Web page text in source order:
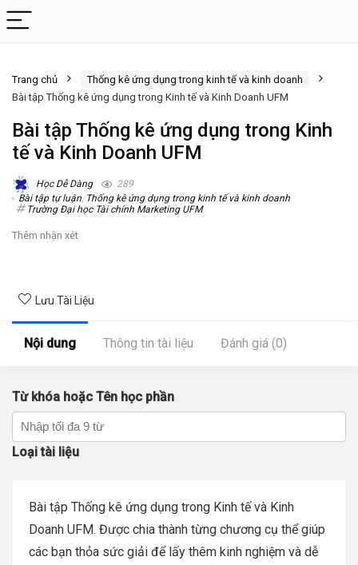
Trang chủ
Thống kê ứng dụng trong kinh tế và kinh doanh
Bài tập Thống kê ứng dụng trong Kinh tế và Kinh Doanh UFM
Bài tập Thống kê ứng dụng trong Kinh
tế và Kinh Doanh UFM
Học Dễ Dàng
289
Bài tập tự luận, Thống kê ứng dụng trong kinh tế và kinh doanh
Trường Đại học Tài chính Marketing UFM
Thêm nhận xét
Lưu Tài Liệu
Nội dung Thông tin tài liệu Đánh giá (0)
Từ khóa hoặc Tên học phần
Loại tài liệu
Bài tập Thống kê ứng dụng trong Kinh tế và Kinh
Doanh UFM. Được chia thành từng chương cụ thể giúp
các bạn thỏa sức giải để lấy thêm kinh nghiệm và dễ